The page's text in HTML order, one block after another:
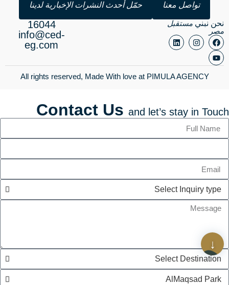
تواصل معنا حمّل أحدث النشرات الإخبارية لدينا
نحن نبني مستقبل
مصر
16044
info@ced-
eg.com
All rights reserved, Made With love at PIMULA AGENCY
Contact Us and let’s stay in Touch